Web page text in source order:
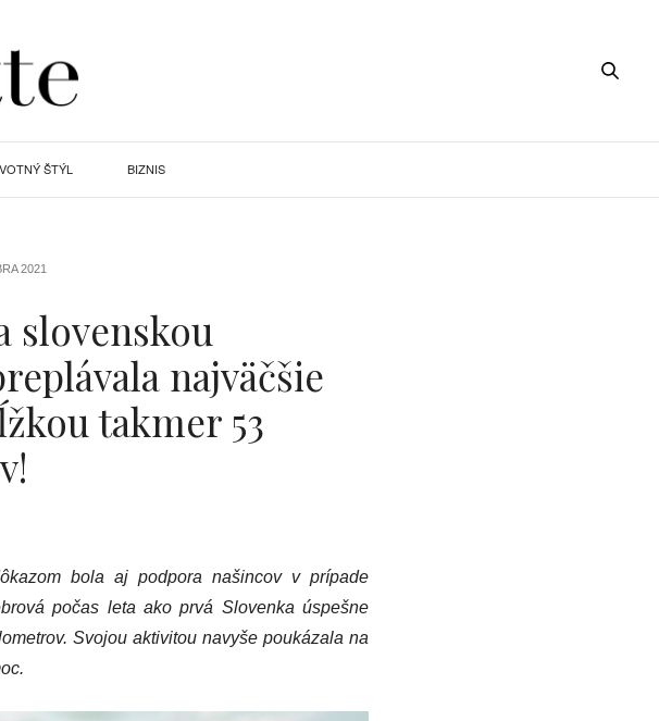
ŠTÝL BIZNIS
2021
slovenskou
najväčšie
takmer 53
bola aj podpora našincov v prípade
počas leta ako prvá Slovenka úspešne
Svojou aktivitou navyše poukázala na